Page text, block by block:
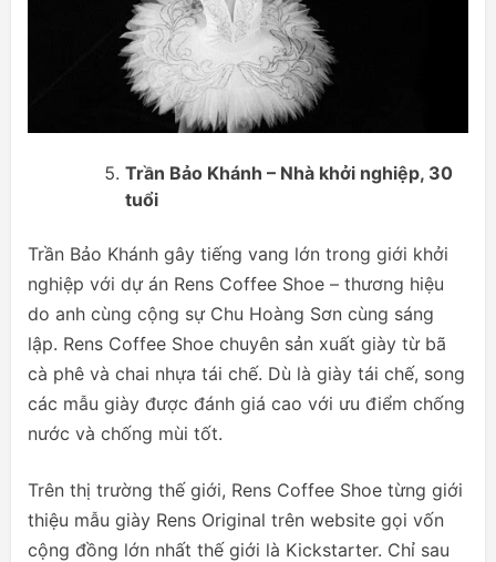
Trần Bảo Khánh – Nhà khởi nghiệp, 30
tuổi
Trần Bảo Khánh gây tiếng vang lớn trong giới khởi
nghiệp với dự án Rens Coffee Shoe – thương hiệu
do anh cùng cộng sự Chu Hoàng Sơn cùng sáng
lập. Rens Coffee Shoe chuyên sản xuất giày từ bã
cà phê và chai nhựa tái chế. Dù là giày tái chế, song
các mẫu giày được đánh giá cao với ưu điểm chống
nước và chống mùi tốt.
Trên thị trường thế giới, Rens Coffee Shoe từng giới
thiệu mẫu giày Rens Original trên website gọi vốn
cộng đồng lớn nhất thế giới là Kickstarter. Chỉ sau